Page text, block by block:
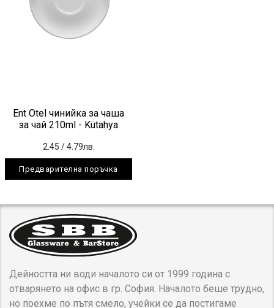
Ent Otel чинийка за чаша
за чай 210ml - Kütahya
2.45 / 4.79лв.
Предварителна поръчка
Дейността ни води началото си от 1999 година с
отварянето на офис в гр. София. Началото беше трудно,
но поехме по пътя смело, учейки се да постигаме